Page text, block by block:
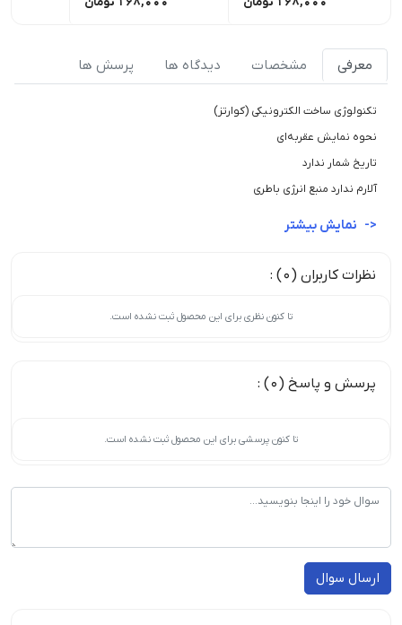
معرفی مشخصات دیدگاه ها پرسش ها
تکنولوژی ساخت الکترونیکی (کوارتز)
نحوه نمایش عقربه‌ای
تاریخ شمار ندارد
آلارم ندارد منبع انرژی باطری
نظرات کاربران (0) :
تا کنون نظری برای این محصول ثبت نشده است.
پرسش و پاسخ (0) :
تا کنون پرسشی برای این محصول ثبت نشده است.
ارسال سوال